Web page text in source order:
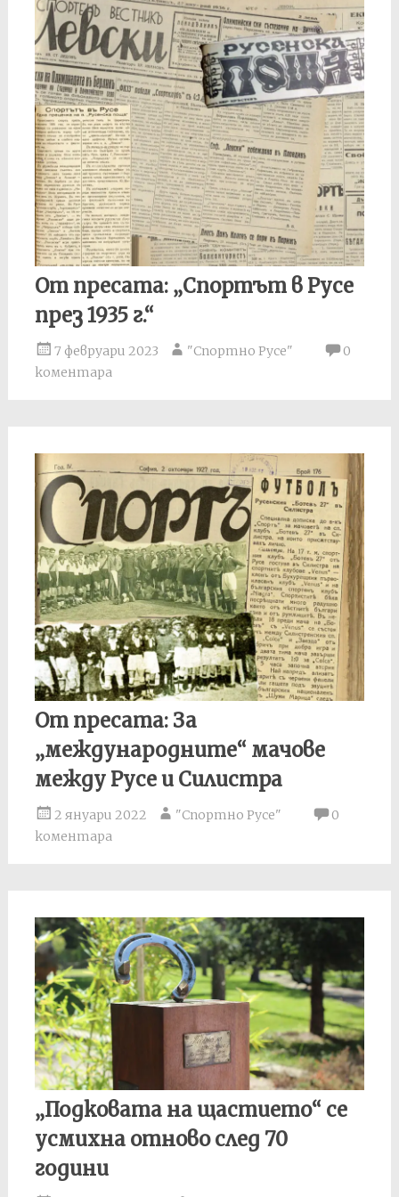
От пресата: „Спортът в Русе
през 1935 г.“
7 февруари 2023 "Спортно Русе"
0
коментара
От пресата: За
„международните“ мачове
между Русе и Силистра
2 януари 2022 "Спортно Русе"
0
коментара
„Подковата на щастието“ се
усмихна отново след 70
години